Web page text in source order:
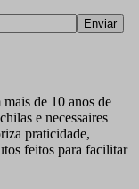
Enviar
de 10 anos de
e necessaires
praticidade,
feitos para facilitar